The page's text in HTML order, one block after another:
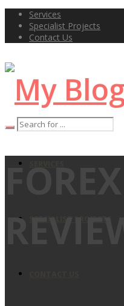
Services
Specialist Projects
Contact Us
FOREX